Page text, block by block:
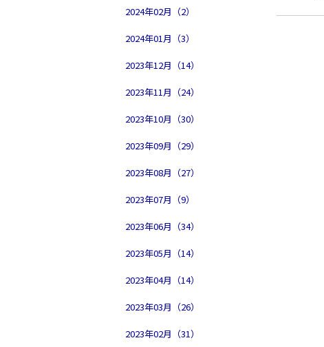
2024年02月（2）
2024年01月（3）
2023年12月（14）
2023年11月（24）
2023年10月（30）
2023年09月（29）
2023年08月（27）
2023年07月（9）
2023年06月（34）
2023年05月（14）
2023年04月（14）
2023年03月（26）
2023年02月（31）